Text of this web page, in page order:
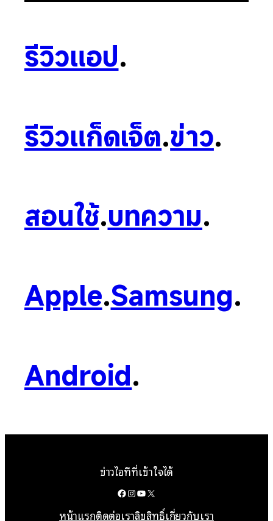
รีวิวแอป.
รีวิวแก็ดเจ็ต.ข่าว.
สอนใช้.บทความ.
Apple.Samsung.
Android.
ข่าวไอทีที่เข้าใจได้
Facebook
Instagram
YouTube
X
หน้าแรกติดต่อเราลิขสิทธิ์เกี่ยวกับเรา